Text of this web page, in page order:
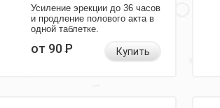
Усиление эрекции до 36 часов
и продление полового акта в
одной таблетке.
от 90Р Купить